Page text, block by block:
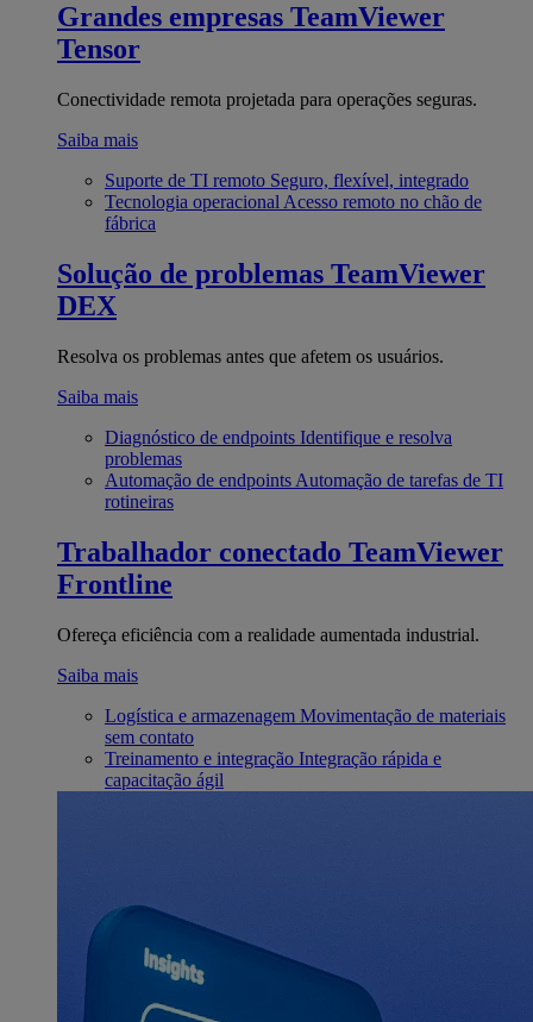
Grandes empresas TeamViewer
Tensor
Conectividade remota projetada para operações seguras.
Saiba mais
Suporte de TI remoto Seguro, flexível, integrado
Tecnologia operacional Acesso remoto no chão de
fábrica
Solução de problemas TeamViewer
DEX
Resolva os problemas antes que afetem os usuários.
Saiba mais
Diagnóstico de endpoints Identifique e resolva
problemas
Automação de endpoints Automação de tarefas de TI
rotineiras
Trabalhador conectado TeamViewer
Frontline
Ofereça eficiência com a realidade aumentada industrial.
Saiba mais
Logística e armazenagem Movimentação de materiais
sem contato
Treinamento e integração Integração rápida e
capacitação ágil